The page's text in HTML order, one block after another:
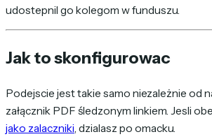
udostepnil go kolegom w funduszu.
Jak to skonfigurowac
Podejscie jest takie samo niezależnie od
załącznik PDF śledzonym linkiem. Jesli
jako zalaczniki, dzialasz po omacku.